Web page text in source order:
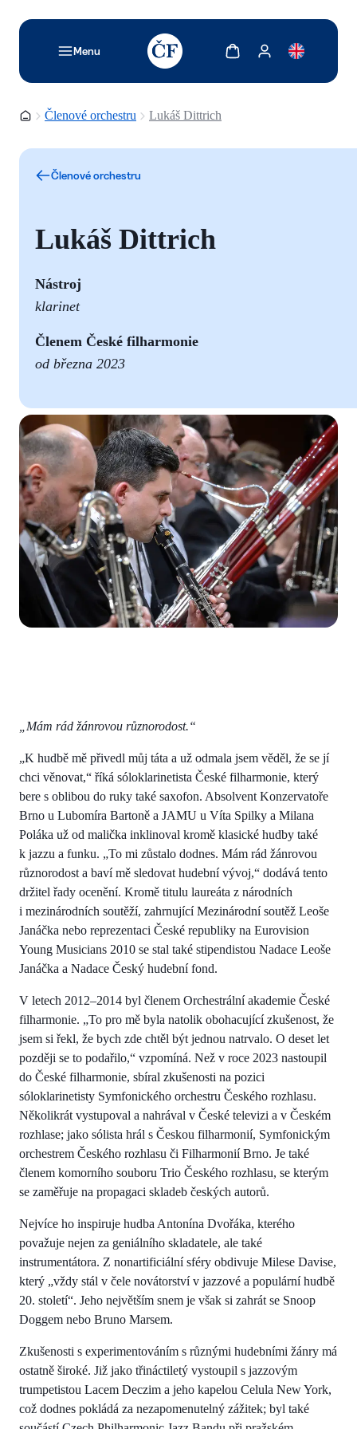
Menu
TODO: Add description for reader
Zobrazit košíkZobrazit můj účet
Domovská stránka
Členové orchestru Lukáš Dittrich
Členové orchestru
Lukáš Dittrich
Nástroj
klarinet
Členem České filharmonie
od března 2023
„Mám rád žánrovou různorodost.“
„K hudbě mě přivedl můj táta a už odmala jsem věděl, že se jí
chci věnovat,“ říká sóloklarinetista České filharmonie, který
bere s oblibou do ruky také saxofon. Absolvent Konzervatoře
Brno u Lubomíra Bartoně a JAMU u Víta Spilky a Milana
Poláka už od malička inklinoval kromě klasické hudby také
k jazzu a funku. „To mi zůstalo dodnes. Mám rád žánrovou
různorodost a baví mě sledovat hudební vývoj,“ dodává tento
držitel řady ocenění. Kromě titulu laureáta z národních
i mezinárodních soutěží, zahrnující Mezinárodní soutěž Leoše
Janáčka nebo reprezentaci České republiky na Eurovision
Young Musicians 2010 se stal také stipendistou Nadace Leoše
Janáčka a Nadace Český hudební fond.
V letech 2012–2014 byl členem Orchestrální akademie České
filharmonie. „To pro mě byla natolik obohacující zkušenost, že
jsem si řekl, že bych zde chtěl být jednou natrvalo. O deset let
později se to podařilo,“ vzpomíná. Než v roce 2023 nastoupil
do České filharmonie, sbíral zkušenosti na pozici
sóloklarinetisty Symfonického orchestru Českého rozhlasu.
Několikrát vystupoval a nahrával v České televizi a v Českém
rozhlase; jako sólista hrál s Českou filharmonií, Symfonickým
orchestrem Českého rozhlasu či Filharmonií Brno. Je také
členem komorního souboru Trio Českého rozhlasu, se kterým
se zaměřuje na propagaci skladeb českých autorů.
Nejvíce ho inspiruje hudba Antonína Dvořáka, kterého
považuje nejen za geniálního skladatele, ale také
instrumentátora. Z nonartificiální sféry obdivuje Milese Davise,
který „vždy stál v čele novátorství v jazzové a populární hudbě
20. století“. Jeho největším snem je však si zahrát se Snoop
Doggem nebo Bruno Marsem.
Zkušenosti s experimentováním s různými hudebními žánry má
ostatně široké. Již jako třináctiletý vystoupil s jazzovým
trumpetistou Lacem Deczim a jeho kapelou Celula New York,
což dodnes pokládá za nezapomenutelný zážitek; byl také